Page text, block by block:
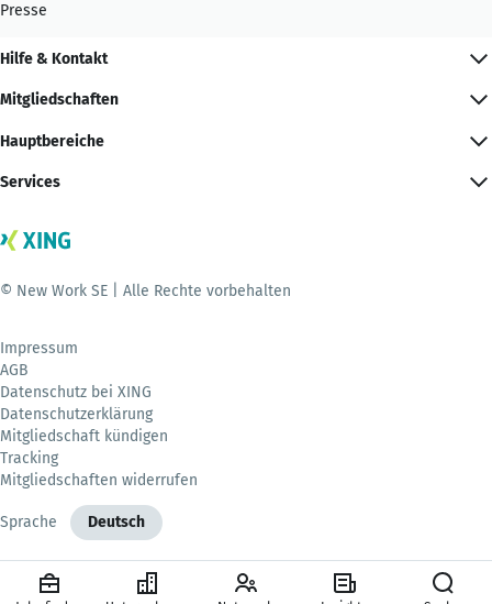
Presse
Hilfe & Kontakt
Mitgliedschaften
Hauptbereiche
Services
© New Work SE | Alle Rechte vorbehalten
Impressum
AGB
Datenschutz bei XING
Datenschutzerklärung
Mitgliedschaft kündigen
Tracking
Mitgliedschaften widerrufen
Sprache Deutsch